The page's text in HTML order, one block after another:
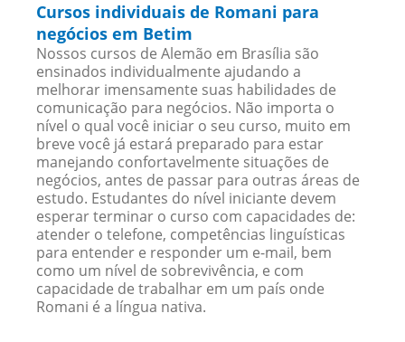
Cursos individuais de Romani para
negócios em Betim
Nossos cursos de Alemão em Brasília são
ensinados individualmente ajudando a
melhorar imensamente suas habilidades de
comunicação para negócios. Não importa o
nível o qual você iniciar o seu curso, muito em
breve você já estará preparado para estar
manejando confortavelmente situações de
negócios, antes de passar para outras áreas de
estudo. Estudantes do nível iniciante devem
esperar terminar o curso com capacidades de:
atender o telefone, competências linguísticas
para entender e responder um e-mail, bem
como um nível de sobrevivência, e com
capacidade de trabalhar em um país onde
Romani é a língua nativa.